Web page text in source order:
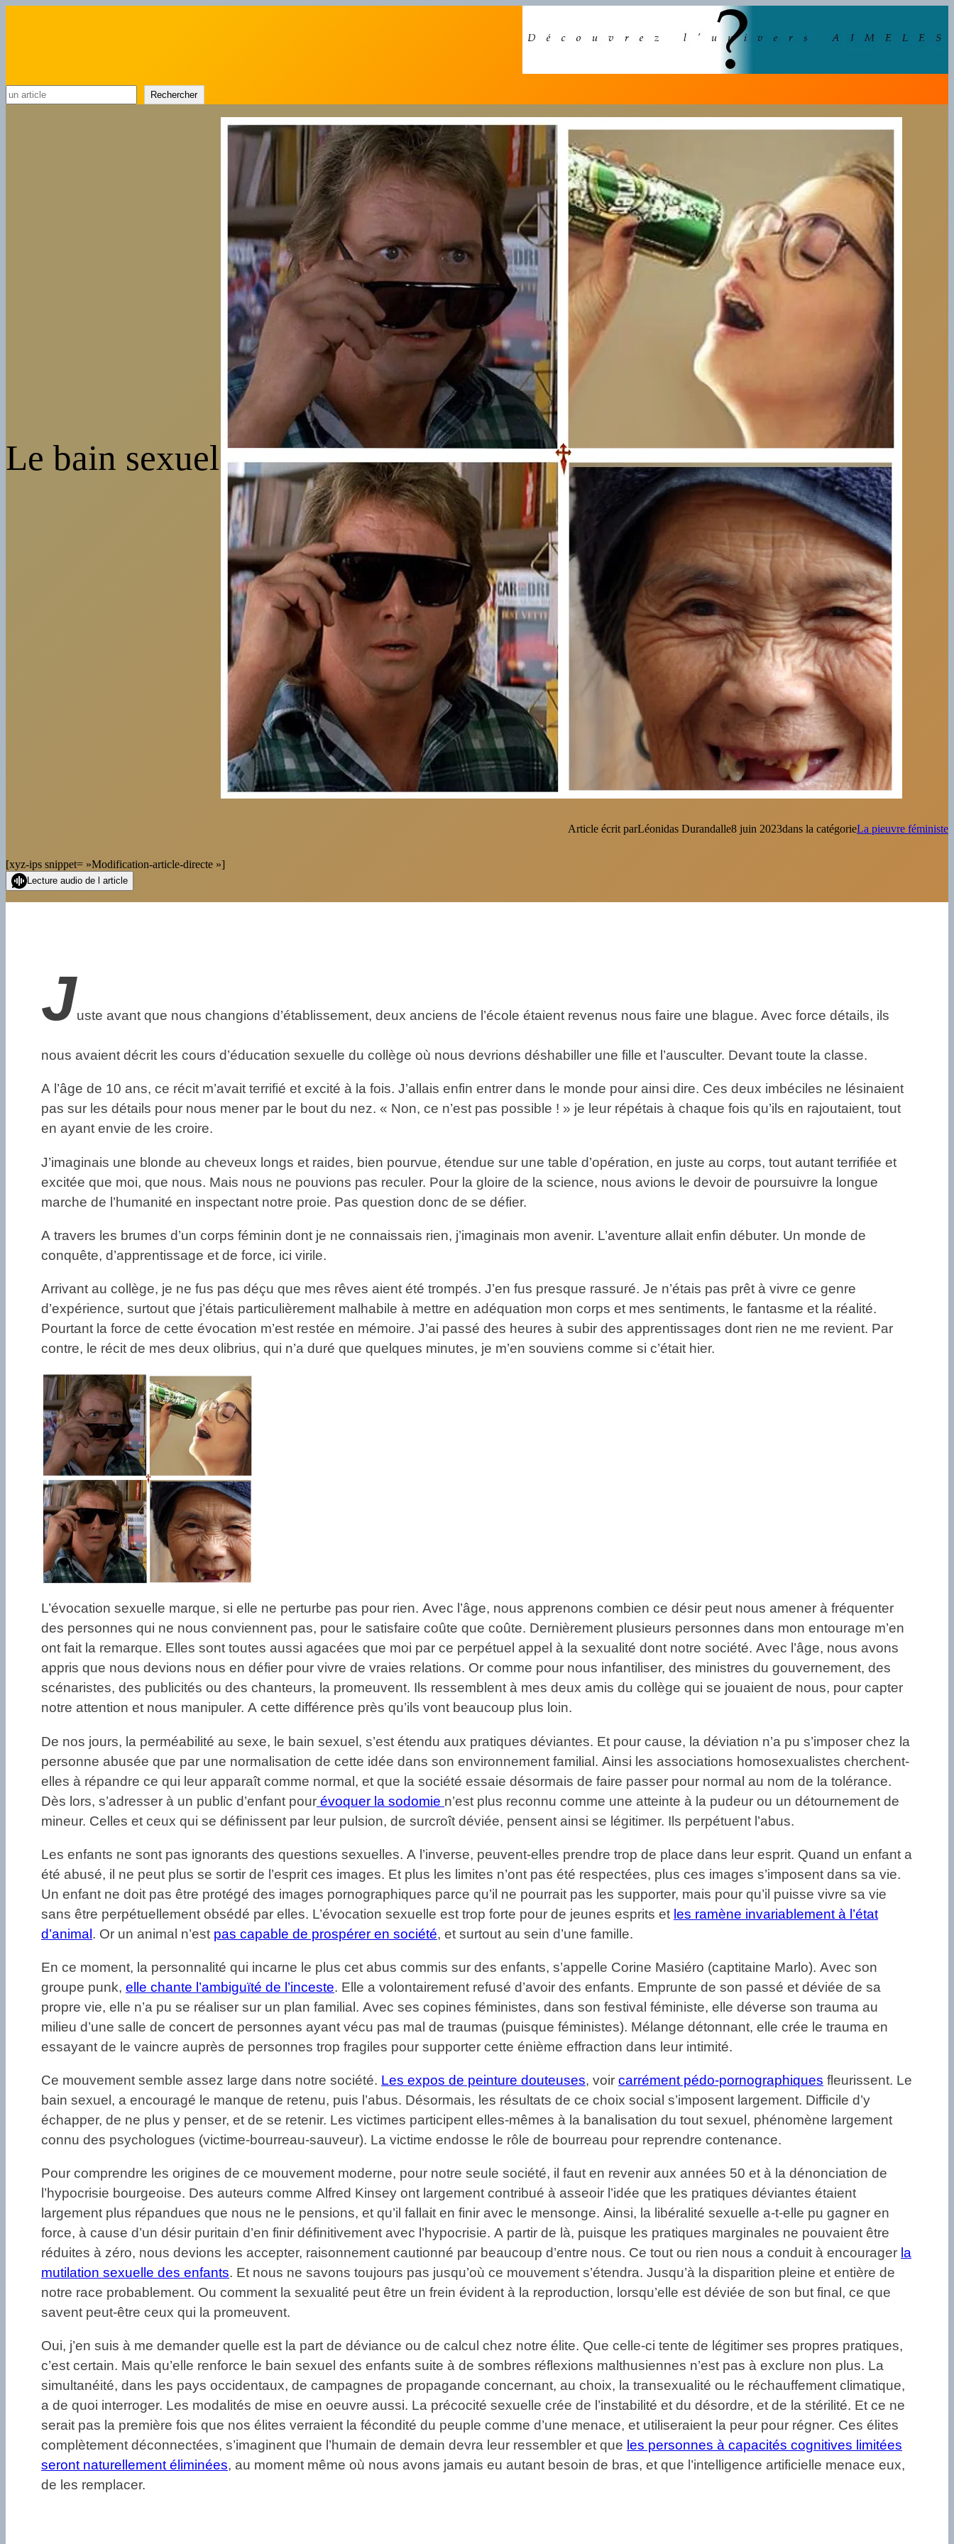
Rechercher
Le bain sexuel
Article écrit parLéonidas Durandalle8 juin 2023dans la catégorieLa pieuvre féministe
[xyz-ips snippet= »Modification-article-directe »]
Lecture audio de l article
Juste avant que nous changions d’établissement, deux anciens de l’école étaient revenus nous faire une blague. Avec force détails, ils
nous avaient décrit les cours d’éducation sexuelle du collège où nous devrions déshabiller une fille et l’ausculter. Devant toute la classe.
A l’âge de 10 ans, ce récit m’avait terrifié et excité à la fois. J’allais enfin entrer dans le monde pour ainsi dire. Ces deux imbéciles ne lésinaient
pas sur les détails pour nous mener par le bout du nez. « Non, ce n’est pas possible ! » je leur répétais à chaque fois qu’ils en rajoutaient, tout
en ayant envie de les croire.
J’imaginais une blonde au cheveux longs et raides, bien pourvue, étendue sur une table d’opération, en juste au corps, tout autant terrifiée et
excitée que moi, que nous. Mais nous ne pouvions pas reculer. Pour la gloire de la science, nous avions le devoir de poursuivre la longue
marche de l’humanité en inspectant notre proie. Pas question donc de se défier.
A travers les brumes d’un corps féminin dont je ne connaissais rien, j’imaginais mon avenir. L’aventure allait enfin débuter. Un monde de
conquête, d’apprentissage et de force, ici virile.
Arrivant au collège, je ne fus pas déçu que mes rêves aient été trompés. J’en fus presque rassuré. Je n’étais pas prêt à vivre ce genre
d’expérience, surtout que j’étais particulièrement malhabile à mettre en adéquation mon corps et mes sentiments, le fantasme et la réalité.
Pourtant la force de cette évocation m’est restée en mémoire. J’ai passé des heures à subir des apprentissages dont rien ne me revient. Par
contre, le récit de mes deux olibrius, qui n’a duré que quelques minutes, je m’en souviens comme si c’était hier.
L’évocation sexuelle marque, si elle ne perturbe pas pour rien. Avec l’âge, nous apprenons combien ce désir peut nous amener à fréquenter
des personnes qui ne nous conviennent pas, pour le satisfaire coûte que coûte. Dernièrement plusieurs personnes dans mon entourage m’en
ont fait la remarque. Elles sont toutes aussi agacées que moi par ce perpétuel appel à la sexualité dont notre société. Avec l’âge, nous avons
appris que nous devions nous en défier pour vivre de vraies relations. Or comme pour nous infantiliser, des ministres du gouvernement, des
scénaristes, des publicités ou des chanteurs, la promeuvent. Ils ressemblent à mes deux amis du collège qui se jouaient de nous, pour capter
notre attention et nous manipuler. A cette différence près qu’ils vont beaucoup plus loin.
De nos jours, la perméabilité au sexe, le bain sexuel, s’est étendu aux pratiques déviantes. Et pour cause, la déviation n’a pu s’imposer chez la
personne abusée que par une normalisation de cette idée dans son environnement familial. Ainsi les associations homosexualistes cherchent-
elles à répandre ce qui leur apparaît comme normal, et que la société essaie désormais de faire passer pour normal au nom de la tolérance.
Dès lors, s’adresser à un public d’enfant pour évoquer la sodomie n’est plus reconnu comme une atteinte à la pudeur ou un détournement de
mineur. Celles et ceux qui se définissent par leur pulsion, de surcroît déviée, pensent ainsi se légitimer. Ils perpétuent l’abus.
Les enfants ne sont pas ignorants des questions sexuelles. A l’inverse, peuvent-elles prendre trop de place dans leur esprit. Quand un enfant a
été abusé, il ne peut plus se sortir de l’esprit ces images. Et plus les limites n’ont pas été respectées, plus ces images s’imposent dans sa vie.
Un enfant ne doit pas être protégé des images pornographiques parce qu’il ne pourrait pas les supporter, mais pour qu’il puisse vivre sa vie
sans être perpétuellement obsédé par elles. L’évocation sexuelle est trop forte pour de jeunes esprits et les ramène invariablement à l’état
d’animal. Or un animal n’est pas capable de prospérer en société, et surtout au sein d’une famille.
En ce moment, la personnalité qui incarne le plus cet abus commis sur des enfants, s’appelle Corine Masiéro (captitaine Marlo). Avec son
groupe punk, elle chante l’ambiguïté de l’inceste. Elle a volontairement refusé d’avoir des enfants. Emprunte de son passé et déviée de sa
propre vie, elle n’a pu se réaliser sur un plan familial. Avec ses copines féministes, dans son festival féministe, elle déverse son trauma au
milieu d’une salle de concert de personnes ayant vécu pas mal de traumas (puisque féministes). Mélange détonnant, elle crée le trauma en
essayant de le vaincre auprès de personnes trop fragiles pour supporter cette énième effraction dans leur intimité.
Ce mouvement semble assez large dans notre société. Les expos de peinture douteuses, voir carrément pédo-pornographiques fleurissent. Le
bain sexuel, a encouragé le manque de retenu, puis l’abus. Désormais, les résultats de ce choix social s’imposent largement. Difficile d’y
échapper, de ne plus y penser, et de se retenir. Les victimes participent elles-mêmes à la banalisation du tout sexuel, phénomène largement
connu des psychologues (victime-bourreau-sauveur). La victime endosse le rôle de bourreau pour reprendre contenance.
Pour comprendre les origines de ce mouvement moderne, pour notre seule société, il faut en revenir aux années 50 et à la dénonciation de
l’hypocrisie bourgeoise. Des auteurs comme Alfred Kinsey ont largement contribué à asseoir l’idée que les pratiques déviantes étaient
largement plus répandues que nous ne le pensions, et qu’il fallait en finir avec le mensonge. Ainsi, la libéralité sexuelle a-t-elle pu gagner en
force, à cause d’un désir puritain d’en finir définitivement avec l’hypocrisie. A partir de là, puisque les pratiques marginales ne pouvaient être
réduites à zéro, nous devions les accepter, raisonnement cautionné par beaucoup d’entre nous. Ce tout ou rien nous a conduit à encourager la
mutilation sexuelle des enfants. Et nous ne savons toujours pas jusqu’où ce mouvement s’étendra. Jusqu’à la disparition pleine et entière de
notre race probablement. Ou comment la sexualité peut être un frein évident à la reproduction, lorsqu’elle est déviée de son but final, ce que
savent peut-être ceux qui la promeuvent.
Oui, j’en suis à me demander quelle est la part de déviance ou de calcul chez notre élite. Que celle-ci tente de légitimer ses propres pratiques,
c’est certain. Mais qu’elle renforce le bain sexuel des enfants suite à de sombres réflexions malthusiennes n’est pas à exclure non plus. La
simultanéité, dans les pays occidentaux, de campagnes de propagande concernant, au choix, la transexualité ou le réchauffement climatique,
a de quoi interroger. Les modalités de mise en oeuvre aussi. La précocité sexuelle crée de l’instabilité et du désordre, et de la stérilité. Et ce ne
serait pas la première fois que nos élites verraient la fécondité du peuple comme d’une menace, et utiliseraient la peur pour régner. Ces élites
complètement déconnectées, s’imaginent que l’humain de demain devra leur ressembler et que les personnes à capacités cognitives limitées
seront naturellement éliminées, au moment même où nous avons jamais eu autant besoin de bras, et que l’intelligence artificielle menace eux,
de les remplacer.